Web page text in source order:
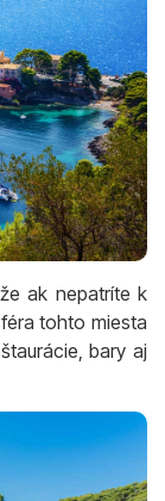
ak nepatríte k
tohto miesta
bary aj